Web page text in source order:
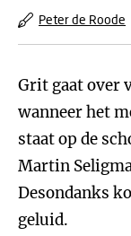
Peter de Roode
Grit gaat over
wanneer het
staat op de
Martin
Desondanks
geluid.